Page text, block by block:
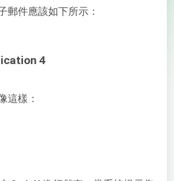
郵件應該如下所示：
這樣：